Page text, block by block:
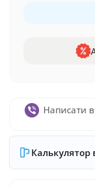
Написати
Калькулятор